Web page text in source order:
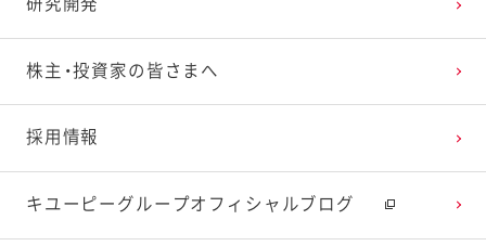
研究開発
株主・投資家の皆さまへ
採用情報
キユーピーグループオフィシャルブログ